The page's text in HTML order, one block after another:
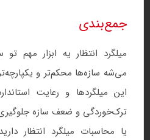
جمع‌بندی
میلگرد انتظار یه ابزار مهم
می‌شه سازه‌ها محکم‌تر و
این میلگردها و رعایت
ترک‌خوردگی و ضعف سازه جلوگیری
یا محاسبات میلگرد انتظار